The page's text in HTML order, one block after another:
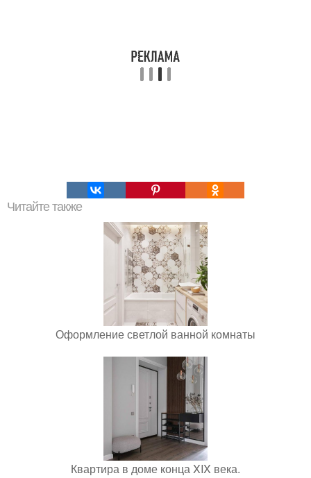
Читайте также
Оформление светлой ванной комнаты
Квартира в доме конца XIX века.